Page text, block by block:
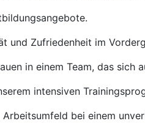
und Zufriedenheit im
in einem Team, das sich
intensiven
bei einem